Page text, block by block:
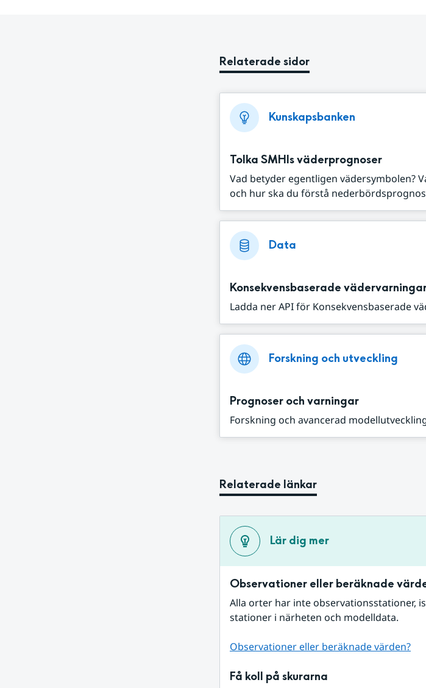
Relaterade sidor
Kunskapsbanken
Tolka SMHIs väderprognoser
Vad betyder egentligen vädersymbolen?
och hur ska du förstå
Data
Konsekvensbaserade
Ladda ner API för Konsekvensbaserade
Forskning och utveckling
Prognoser och varningar
Forskning och avancerad
Relaterade länkar
Lär dig mer
Observationer eller beräknade
Alla orter har inte observationsstationer,
stationer i närheten och modelldata.
Observationer eller beräknade värden?
Få koll på skurarna